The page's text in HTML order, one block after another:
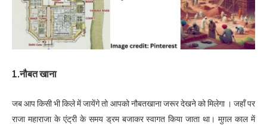
1.नौबत खाना
जब आप किसी भी किले में जायेंगे तो आपको नौबतखाना जरूर देखने को मिलेगा । जहाँ पर
राजा महाराजा के एंट्री के समय ड्रम बजाकर स्वागत किया जाता था। मुग़ल काल में